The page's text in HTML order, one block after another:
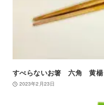
すべらないお箸 六角 黄楊
2023年2月23日